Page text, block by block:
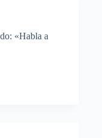
«Habla a